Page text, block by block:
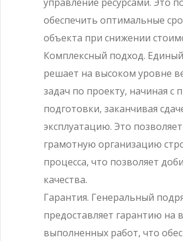
обеспечить оптимальные
объекта при снижении
Комплексный подход.
решает на высоком уровне
задач по проекту, начиная с
подготовки, заканчивая
эксплуатацию. Это
грамотную организацию
процесса, что позволяет
качества.
Гарантия. Генеральный
предоставляет гарантию на
выполненных работ, что